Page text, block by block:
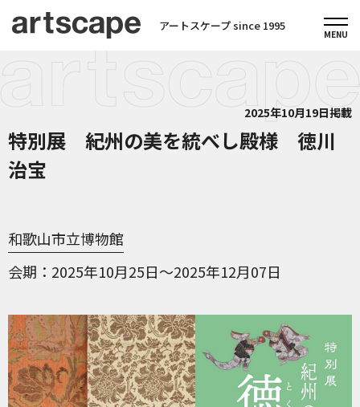
アートスケープ since 1995
2025年10月19日掲載
特別展 紀州の美を統べし殿様 徳川
治宝
和歌山市立博物館
会期
2025年10月25日～2025年12月07日